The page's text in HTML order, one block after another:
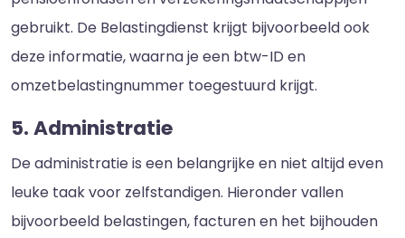
gebruikt. De Belastingdienst krijgt bijvoorbeeld ook
deze informatie, waarna je een btw-ID en
omzetbelastingnummer toegestuurd krijgt.
5. Administratie
De administratie is een belangrijke en niet altijd even
leuke taak voor zelfstandigen. Hieronder vallen
bijvoorbeeld belastingen, facturen en het bijhouden